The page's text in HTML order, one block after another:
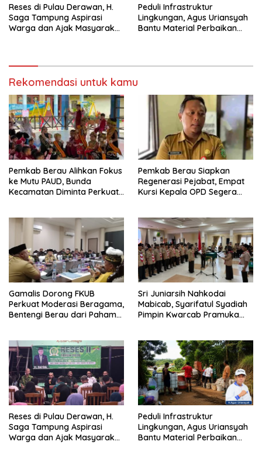
Reses di Pulau Derawan, H.
Saga Tampung Aspirasi
Warga dan Ajak Masyarakat
Peduli Infrastruktur
Lingkungan, Agus Uriansyah
Bantu Material Perbaikan
Rekomendasi untuk kamu
Pemkab Berau Alihkan Fokus
ke Mutu PAUD, Bunda
Kecamatan Diminta Perkuat
Pemkab Berau Siapkan
Regenerasi Pejabat, Empat
Kursi Kepala OPD Segera
Gamalis Dorong FKUB
Perkuat Moderasi Beragama,
Bentengi Berau dari Paham
Sri Juniarsih Nahkodai
Mabicab, Syarifatul Syadiah
Pimpin Kwarcab Pramuka
Reses di Pulau Derawan, H.
Saga Tampung Aspirasi
Warga dan Ajak Masyarakat
Peduli Infrastruktur
Lingkungan, Agus Uriansyah
Bantu Material Perbaikan